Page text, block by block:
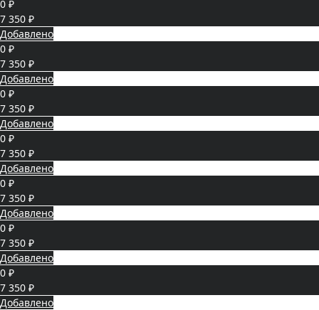
0 ₽
7 350 ₽
Добавлено
0 ₽
7 350 ₽
Добавлено
0 ₽
7 350 ₽
Добавлено
0 ₽
7 350 ₽
Добавлено
0 ₽
7 350 ₽
Добавлено
0 ₽
7 350 ₽
Добавлено
0 ₽
7 350 ₽
Добавлено